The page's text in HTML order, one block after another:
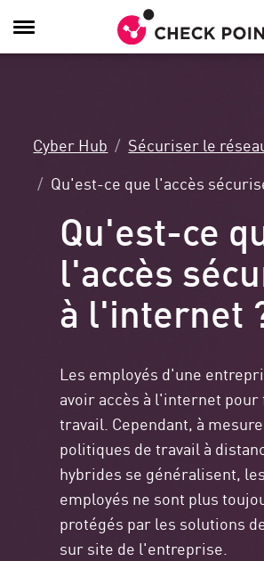
Navigation
dans
Cyber Hub
Sécuriser le
Qu'est-ce que l'accès
Qu'est-ce
l'accès
à l'internet
Les employés d'une
avoir accès à l'internet
travail. Cependant, à
politiques de travail à
hybrides se généralisent, les
employés ne sont plus
protégés par les solutions
sur site de l'entreprise.